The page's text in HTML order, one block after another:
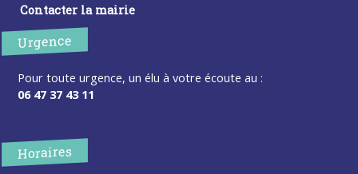
Contacter la mairie
Urgence
Pour toute urgence, un élu à votre écoute au :
06 47 37 43 11
Horaires